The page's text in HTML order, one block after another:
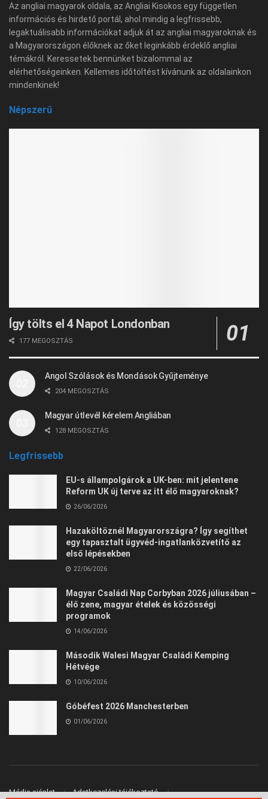
Az angliai magyarok oldala, az Angliai Kisokos egy független
információs és hirdető portál, ahol mindig a legfrissebb,
legaktuálisabb információkat adjuk át az angliai magyaroknak és
a Magyarországon élőknek az őket leginkább érdeklő angliai
témákról. Keressetek bennünket bizalommal az
elérhetőségeinken. Kellemes időtöltést kívánunk az oldalainkon
mindenkinek!
Népszerű
Így tölts el 4 Napot Londonban
177 MEGOSZTÁS
Angol Szólások és Mondások Gyűjteménye
204 MEGOSZTÁS
Magyar útlevél kérelem Angliában
128 MEGOSZTÁS
Legfrissebb
EU-s állampolgárok a UK-ben: mit jelentene
Reform UK új terve az itt élő magyaroknak?
26/06/2026
Hazaköltöznél Magyarországra? Így segíthet
egy tapasztalt ügyvéd-ingatlanközvetítő az
első lépésekben
22/06/2026
Magyar Családi Nap Corbyban 2026 júliusában –
élő zene, magyar ételek és közösségi
programok
14/06/2026
Második Walesi Magyar Családi Kemping
Hétvége
10/06/2026
Góbéfest 2026 Manchesterben
01/06/2026
Média ajánlat Adatkezelési tájékoztató